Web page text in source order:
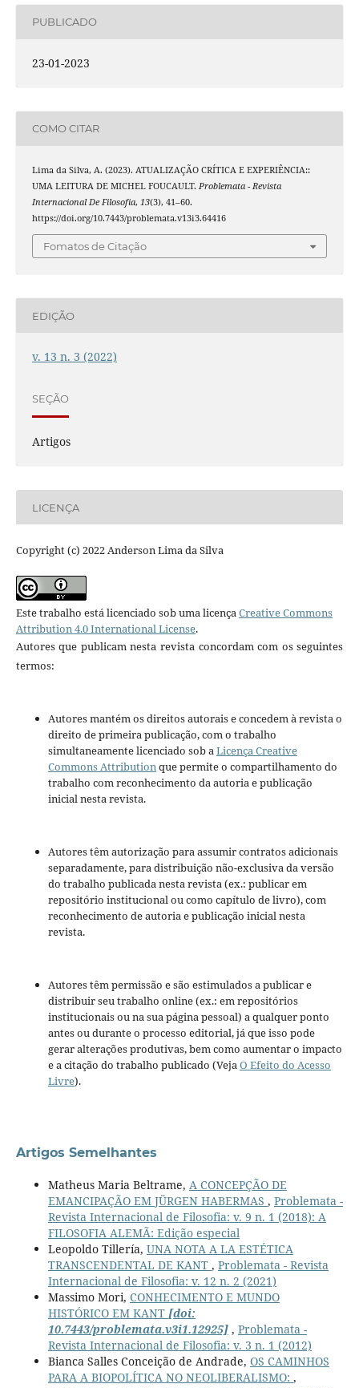
PUBLICADO
23-01-2023
COMO CITAR
Lima da Silva, A. (2023). ATUALIZAÇÃO CRÍTICA E EXPERIÊNCIA::
UMA LEITURA DE MICHEL FOUCAULT. Problemata - Revista
Internacional De Filosofia, 13(3), 41–60.
https://doi.org/10.7443/problemata.v13i3.64416
Fomatos de Citação
EDIÇÃO
v. 13 n. 3 (2022)
SEÇÃO
Artigos
LICENÇA
Copyright (c) 2022 Anderson Lima da Silva
Este trabalho está licenciado sob uma licençaCreative Commons
Attribution 4.0 International License.
Autores que publicam nesta revista concordam com os seguintes
termos:
Autores mantém os direitos autorais e concedem à revista o
direito de primeira publicação, com o trabalho
simultaneamente licenciado sob aLicença Creative
Commons Attributionque permite o compartilhamento do
trabalho com reconhecimento da autoria e publicação
inicial nesta revista.
Autores têm autorização para assumir contratos adicionais
separadamente, para distribuição não-exclusiva da versão
do trabalho publicada nesta revista (ex.: publicar em
repositório institucional ou como capítulo de livro), com
reconhecimento de autoria e publicação inicial nesta
revista.
Autores têm permissão e são estimulados a publicar e
distribuir seu trabalho online (ex.: em repositórios
institucionais ou na sua página pessoal) a qualquer ponto
antes ou durante o processo editorial, já que isso pode
gerar alterações produtivas, bem como aumentar o impacto
e a citação do trabalho publicado (VejaO Efeito do Acesso
Livre).
Artigos Semelhantes
Matheus Maria Beltrame, A CONCEPÇÃO DE
EMANCIPAÇÃO EM JÜRGEN HABERMAS , Problemata -
Revista Internacional de Filosofia: v. 9 n. 1 (2018): A
FILOSOFIA ALEMÃ: Edição especial
Leopoldo Tillería, UNA NOTA A LA ESTÉTICA
TRANSCENDENTAL DE KANT , Problemata - Revista
Internacional de Filosofia: v. 12 n. 2 (2021)
Massimo Mori, CONHECIMENTO E MUNDO
HISTÓRICO EM KANT [doi:
10.7443/problemata.v3i1.12925], Problemata -
Revista Internacional de Filosofia: v. 3 n. 1 (2012)
Bianca Salles Conceição de Andrade, OS CAMINHOS
PARA A BIOPOLÍTICA NO NEOLIBERALISMO: ,